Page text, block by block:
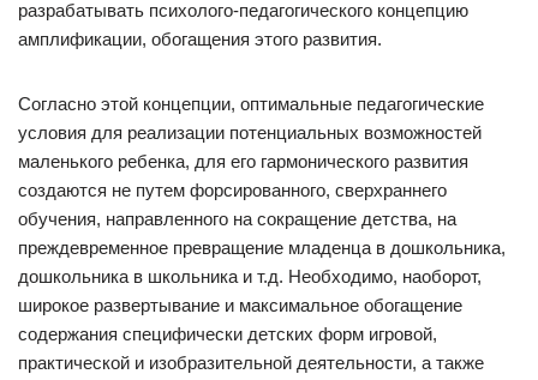
разрабатывать психолого-педагогического концепцию
амплификации, обогащения этого развития.
Согласно этой концепции, оптимальные педагогические
условия для реализации потенциальных возможностей
маленького ребенка, для его гармонического развития
создаются не путем форсированного, сверхраннего
обучения, направленного на сокращение детства, на
преждевременное превращение младенца в дошкольника,
дошкольника в школьника и т.д. Необходимо, наоборот,
широкое развертывание и максимальное обогащение
содержания специфически детских форм игровой,
практической и изобразительной деятельности, а также